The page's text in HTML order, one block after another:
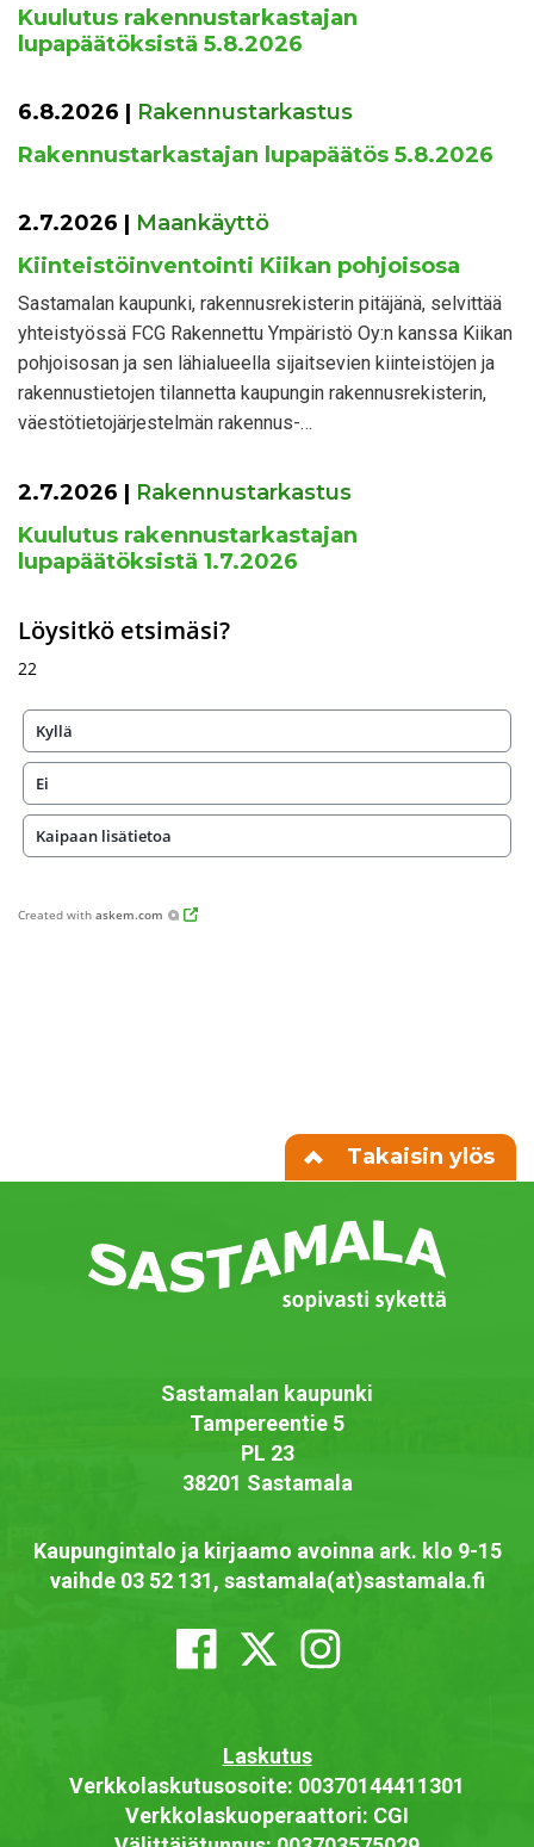
Kuulutus rakennustarkastajan
lupapäätöksistä 5.8.2026
6.8.2026 | Rakennustarkastus
Rakennustarkastajan lupapäätös 5.8.2026
2.7.2026 | Maankäyttö
Kiinteistöinventointi Kiikan pohjoisosa
Sastamalan kaupunki, rakennusrekisterin pitäjänä, selvittää
yhteistyössä FCG Rakennettu Ympäristö Oy:n kanssa Kiikan
pohjoisosan ja sen lähialueella sijaitsevien kiinteistöjen ja
rakennustietojen tilannetta kaupungin rakennusrekisterin,
väestötietojärjestelmän rakennus-…
2.7.2026 | Rakennustarkastus
Kuulutus rakennustarkastajan
lupapäätöksistä 1.7.2026
Löysitkö etsimäsi?
22
Kyllä
Ei
Kaipaan lisätietoa
Created with askem.com
Takaisin ylös
Sastamalan kaupunki
Tampereentie 5
PL 23
38201 Sastamala
Kaupungintalo ja kirjaamo avoinna ark. klo 9-15
vaihde 03 52 131, sastamala(at)sastamala.fi
Laskutus
Verkkolaskutusosoite: 00370144411301
Verkkolaskuoperaattori: CGI